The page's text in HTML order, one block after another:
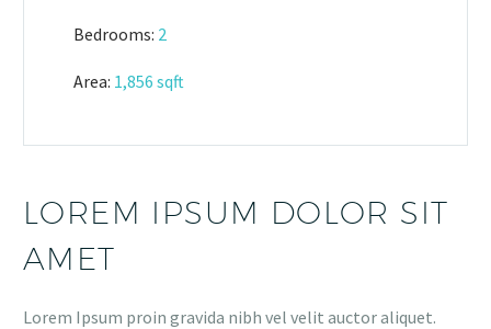
Bedrooms: 2
Area: 1,856 sqft
LOREM IPSUM DOLOR SIT
AMET
Lorem Ipsum proin gravida nibh vel velit auctor aliquet.